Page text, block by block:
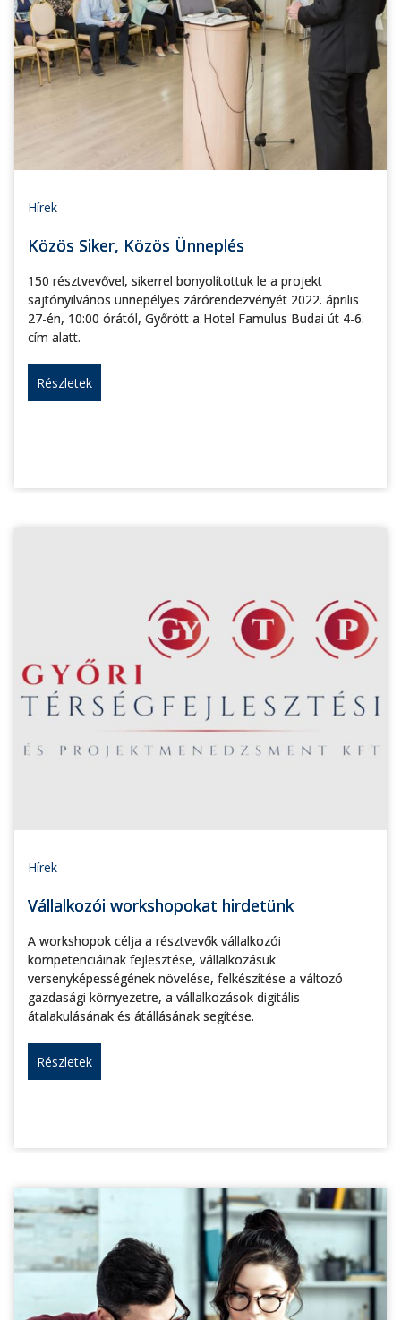
Hírek
Közös Siker, Közös Ünneplés
150 résztvevővel, sikerrel bonyolítottuk le a projekt
sajtónyilvános ünnepélyes zárórendezvényét 2022. április
27-én, 10:00 órától, Győrött a Hotel Famulus Budai út 4-6.
cím alatt.
Részletek
Hírek
Vállalkozói workshopokat hirdetünk
A workshopok célja a résztvevők vállalkozói
kompetenciáinak fejlesztése, vállalkozásuk
versenyképességének növelése, felkészítése a változó
gazdasági környezetre, a vállalkozások digitális
átalakulásának és átállásának segítése.
Részletek